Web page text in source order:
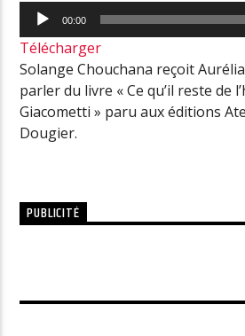
Lecteur
audio
00:00
Télécharger
Solange Chouchana reçoit
parler du livre « Ce qu’il reste de
Giacometti » paru aux éditions
Dougier.
PUBLICITÉ